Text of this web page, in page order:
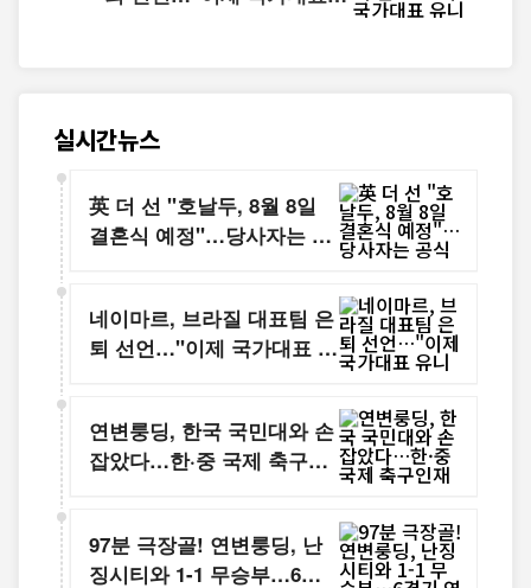
실시간뉴스
英 더 선 "호날두, 8월 8일
결혼식 예정"…당사자는 공
네이마르, 브라질 대표팀 은
퇴 선언…"이제 국가대표 유
연변룽딩, 한국 국민대와 손
잡았다…한·중 국제 축구인
97분 극장골! 연변룽딩, 난
징시티와 1-1 무승부…6경